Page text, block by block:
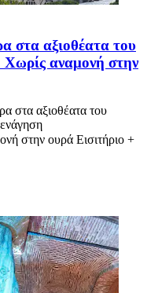
στα αξιοθέατα του
αναμονή στην
στα αξιοθέατα του
στην ουρά Εισιτήριο +